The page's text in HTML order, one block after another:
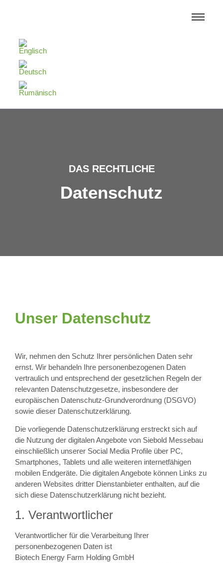
DAS RECHTLICHE
Datenschutz
Unser Datenschutz
Wir, nehmen den Schutz Ihrer persönlichen Daten sehr
ernst. Wir behandeln Ihre personenbezogenen Daten
vertraulich und entsprechend der gesetzlichen Regeln der
relevanten Datenschutzgesetze, insbesondere der
europäischen Datenschutz-Grundverordnung (DSGVO)
sowie dieser Datenschutzerklärung.
Die vorliegende Datenschutzerklärung erstreckt sich auf
die Nutzung der digitalen Angebote von Siebold Messebau
einschließlich unserer Social Media Profile über PC,
Smartphones, Tablets und alle weiteren internetfähigen
mobilen Endgeräte. Die digitalen Angebote können Links zu
anderen Websites dritter Dienstanbieter enthalten, auf die
sich diese Datenschutzerklärung nicht bezieht.
1. Verantwortlicher
Verantwortlicher für die Verarbeitung Ihrer
personenbezogenen Daten ist
Biotech Energy Farm Holding GmbH